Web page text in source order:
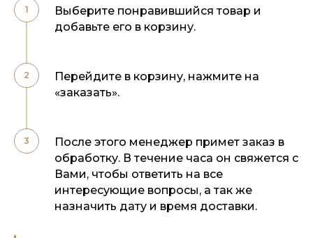
Выберите понравившийся товар и
добавьте его в корзину.
Перейдите в корзину, нажмите на
«заказать».
После этого менеджер примет заказ в
обработку. В течение часа он свяжется с
Вами, чтобы ответить на все
интересующие вопросы, а так же
назначить дату и время доставки.